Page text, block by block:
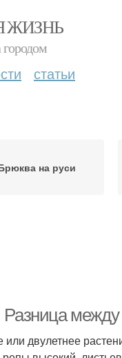
ЖИЗНЬ
статьи
на руси
двулетнее